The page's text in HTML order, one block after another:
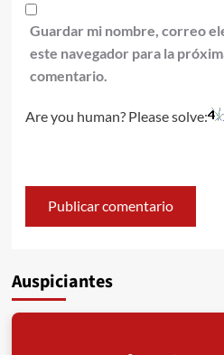
Guardar mi nombre, correo
este navegador para la
comentario.
Are you human? Please solve:
Auspiciantes